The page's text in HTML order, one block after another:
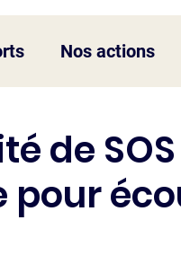
Nos actions
de
pour